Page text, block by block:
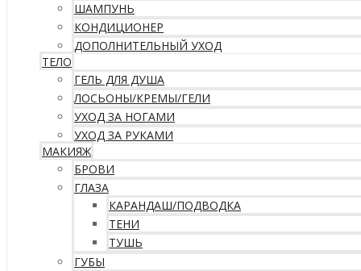
ШАМПУНЬ
КОНДИЦИОНЕР
ДОПОЛНИТЕЛЬНЫЙ УХОД
ТЕЛО
ГЕЛЬ ДЛЯ ДУША
ЛОСЬОНЫ/КРЕМЫ/ГЕЛИ
УХОД ЗА НОГАМИ
УХОД ЗА РУКАМИ
МАКИЯЖ
БРОВИ
ГЛАЗА
КАРАНДАШ/ПОДВОДКА
ТЕНИ
ТУШЬ
ГУБЫ